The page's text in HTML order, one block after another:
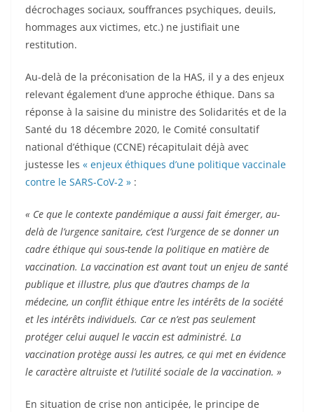
décrochages sociaux, souffrances psychiques, deuils,
hommages aux victimes, etc.) ne justifiait une
restitution.
Au-delà de la préconisation de la HAS, il y a des enjeux
relevant également d’une approche éthique. Dans sa
réponse à la saisine du ministre des Solidarités et de la
Santé du 18 décembre 2020, le Comité consultatif
national d’éthique (CCNE) récapitulait déjà avec
justesse les « enjeux éthiques d’une politique vaccinale
contre le SARS-CoV-2 » :
« Ce que le contexte pandémique a aussi fait émerger, au-
delà de l’urgence sanitaire, c’est l’urgence de se donner un
cadre éthique qui sous-tende la politique en matière de
vaccination. La vaccination est avant tout un enjeu de santé
publique et illustre, plus que d’autres champs de la
médecine, un conflit éthique entre les intérêts de la société
et les intérêts individuels. Car ce n’est pas seulement
protéger celui auquel le vaccin est administré. La
vaccination protège aussi les autres, ce qui met en évidence
le caractère altruiste et l’utilité sociale de la vaccination. »
En situation de crise non anticipée, le principe de